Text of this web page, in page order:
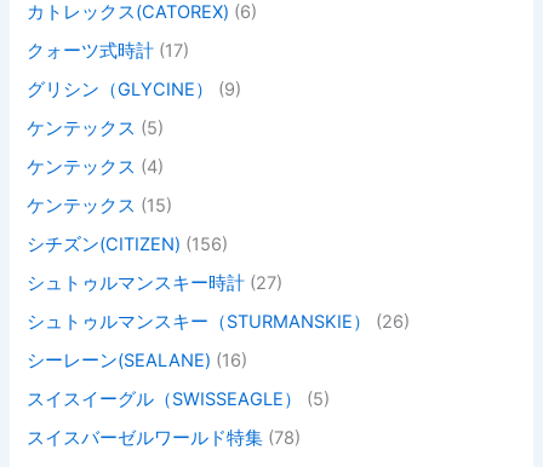
カトレックス(CATOREX) (6)
クォーツ式時計 (17)
グリシン（GLYCINE）
(9)
ケンテックス (5)
ケンテックス (4)
ケンテックス (15)
シチズン(CITIZEN) (156)
シュトゥルマンスキー時計 (27)
シュトゥルマンスキー（STURMANSKIE）
(26)
シーレーン(SEALANE) (16)
スイスイーグル（SWISSEAGLE）
(5)
スイスバーゼルワールド特集 (78)